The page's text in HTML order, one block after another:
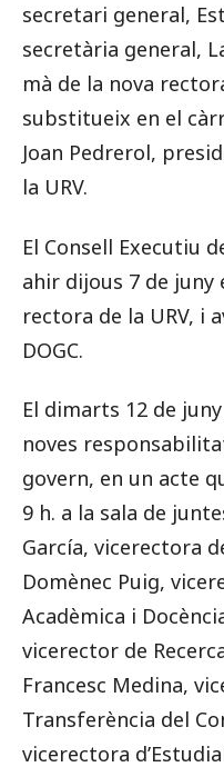
secretari general,
secretària general,
mà de la nova
substitueix en el
Joan Pedrerol,
la URV.
El Consell Executiu
ahir dijous 7 de juny
rectora de la URV, i
DOGC.
El dimarts 12 de
noves
govern, en un acte
9 h. a la sala de
García, vicerectora
Domènec Puig,
Acadèmica i
vicerector de
Francesc Medina,
Transferència del
vicerectora